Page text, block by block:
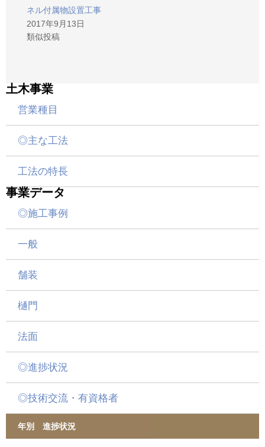
ネル付属物設置工事
2017年9月13日
類似投稿
土木事業
営業種目
◎主な工法
工法の特長
事業データ
◎施工事例
一般
舗装
樋門
法面
◎進捗状況
◎技術交流・有資格者
年別 進捗状況